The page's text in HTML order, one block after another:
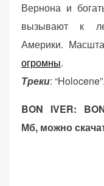
Вернона и
вызывают к
Америки.
огромны.
Треки:
BON IVER:
Мб, можно